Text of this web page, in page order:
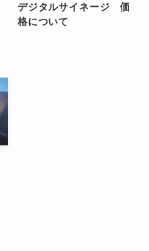
デジタルサイネージ 価
格について